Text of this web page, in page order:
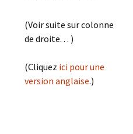
(Voir suite sur colonne
de droite. . . )
(Cliquez ici pour une
version anglaise.)